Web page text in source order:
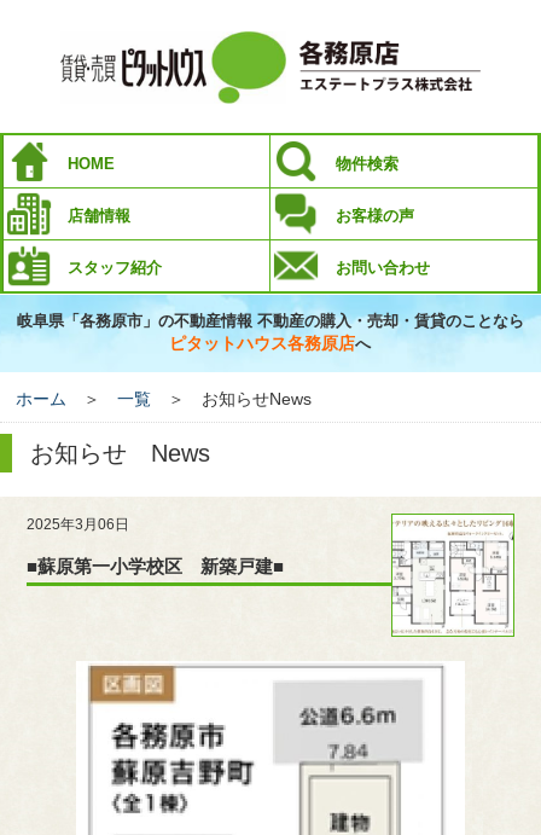
HOME 物件検索
店舗情報 お客様の声
スタッフ紹介 お問い合わせ
岐阜県「各務原市」の不動産情報 不動産の購入・売却・賃貸のことなら
ピタットハウス各務原店へ
ホーム ＞一覧 ＞ お知らせNews
お知らせ News
2025年3月06日
■蘇原第一小学校区 新築戸建■